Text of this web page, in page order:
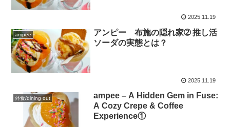
2025.11.19
ampee
アンピー 布施の隠れ家➁ 推し活
ソーダの実態とは？
2025.11.19
外食/dining out
ampee – A Hidden Gem in Fuse:
A Cozy Crepe & Coffee
Experience①